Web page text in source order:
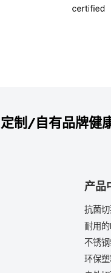
定制/自有品牌健
产品
抗菌
耐用
不锈
环保